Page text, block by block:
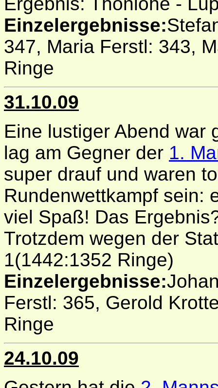
Einzelergebnisse:
347, Maria Ferstl: 343,
Ringe
31.10.09
Eine lustiger Abend war
lag am Gegner der 1.
super drauf und waren
Rundenwettkampf sein:
viel Spaß! Das
Trotzdem wegen der
1(1442:1352 Ringe)
Einzelergebnisse:
Ferstl: 365, Gerold
Ringe
24.10.09